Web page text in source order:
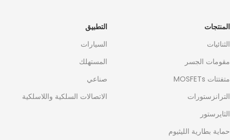
التطبيق
السيارات
المستهلك
صناعي
الاتصالات السلكية واللاسلكية
المنتجات
الثنائيات
مقومات الجسر
متفتتات MOSFETs
الترانزستورات
الثايرستور
حماية بطارية الليثيوم